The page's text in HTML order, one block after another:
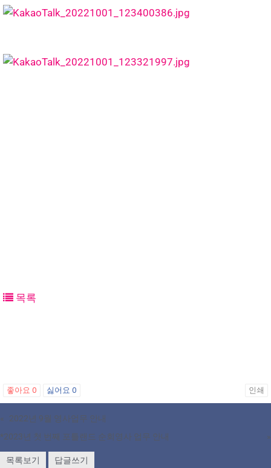
목록
좋아요 0 싫어요 0 인쇄
«
2022년 9월 영사업무 안내
*2023년 첫 번째 포틀랜드 순회영사 업무 안내
»
목록보기 답글쓰기